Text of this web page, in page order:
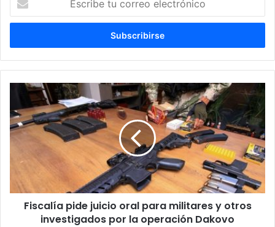
correo
Fiscalía pide juicio oral para militares y otros
investigados por la operación Dakovo